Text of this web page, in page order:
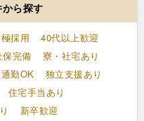
ら探す
採用
40代以上歓迎
保完備
寮・社宅あり
勤OK
独立支援あり
住宅手当あり
新卒歓迎